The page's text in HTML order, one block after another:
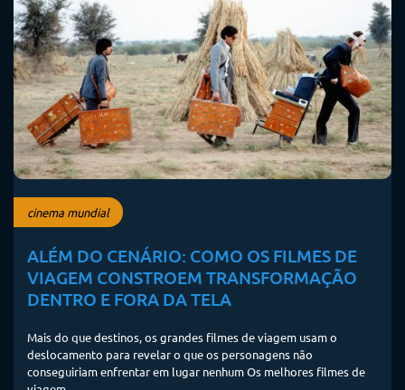
cinema mundial
ALÉM DO CENÁRIO: COMO OS FILMES DE
VIAGEM CONSTROEM TRANSFORMAÇÃO
DENTRO E FORA DA TELA
Mais do que destinos, os grandes filmes de viagem usam o
deslocamento para revelar o que os personagens não
conseguiriam enfrentar em lugar nenhum Os melhores filmes de